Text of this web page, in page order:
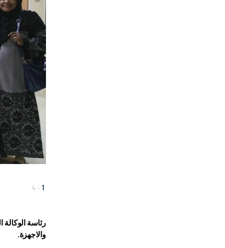
1
-
4
رئاسة الوكالة
والاجهزة.